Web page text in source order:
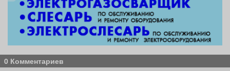
0 Комментариев